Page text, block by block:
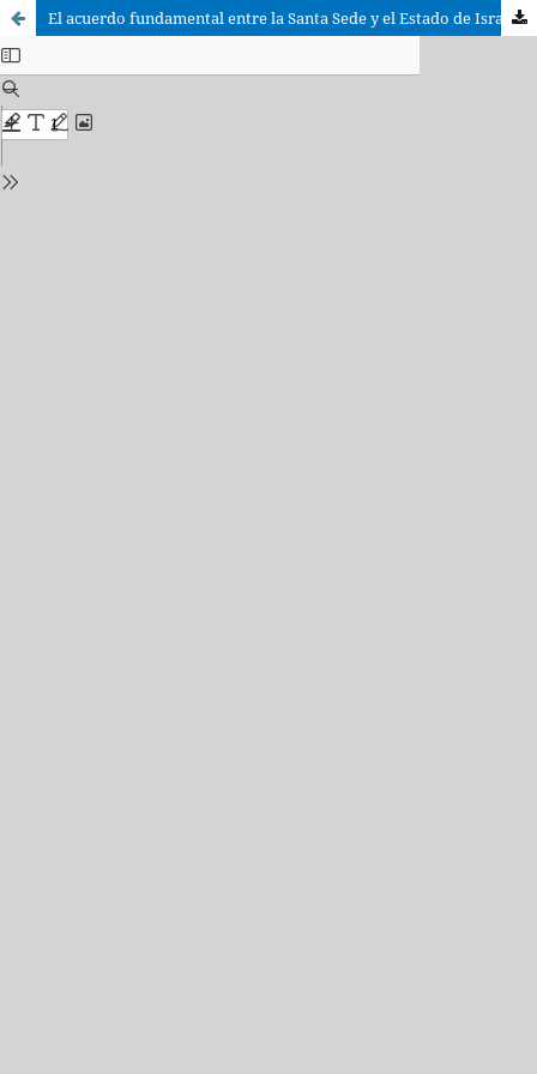
El acuerdo fundamental entre la Santa Sede y el Estado de Israel